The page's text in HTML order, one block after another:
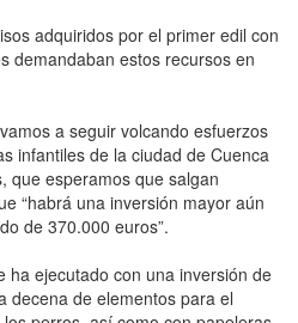
adquiridos por el primer edil con
demandaban estos recursos en
a seguir volcando esfuerzos
infantiles de la ciudad de Cuenca
que esperamos que salgan
“habrá una inversión mayor aún
de 370.000 euros”.
ha ejecutado con una inversión de
decena de elementos para el